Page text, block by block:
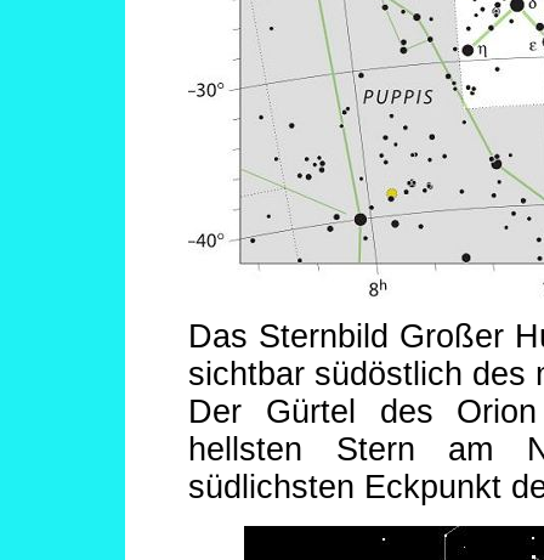
Das Sternbild Großer
sichtbar südöstlich des
Der Gürtel des
hellsten Stern am
südlichsten Eckpunkt